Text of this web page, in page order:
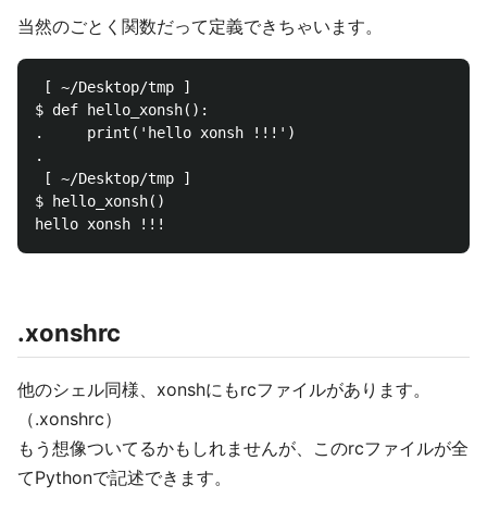
当然のごとく関数だって定義できちゃいます。
[ ~/
$ def hello_xonsh():
.     print('hello xonsh !!!')
[ ~/
$
.xonshrc
他のシェル同様、xonshにもrcファイルがあります。
（.xonshrc）
もう想像ついてるかもしれませんが、このrcファイルが全
てPythonで記述できます。